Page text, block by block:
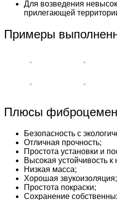
Для возведения
прилегающей
Примеры
Плюсы
Безопасность с
Отличная прочность;
Простота установки и
Высокая устойчивость
Низкая масса;
Хорошая звукоизоляция;
Простота покраски;
Сохранение